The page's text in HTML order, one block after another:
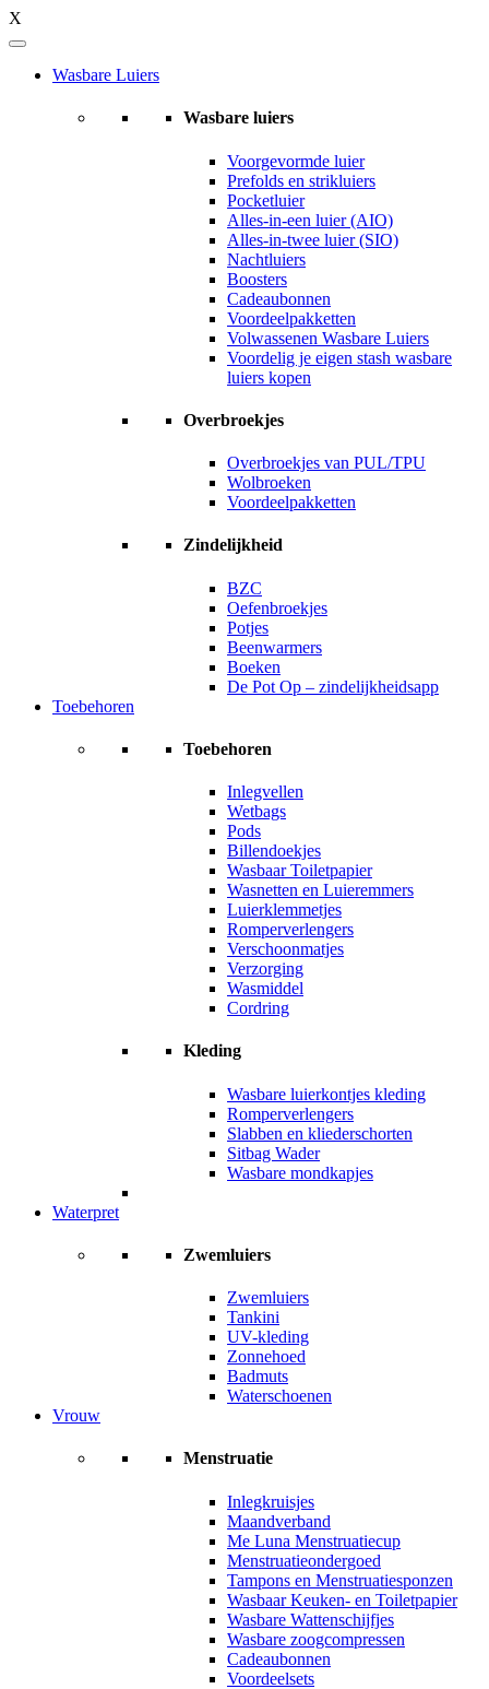
X
Wasbare Luiers
Wasbare luiers
Voorgevormde luier
Prefolds en strikluiers
Pocketluier
Alles-in-een luier (AIO)
Alles-in-twee luier (SIO)
Nachtluiers
Boosters
Cadeaubonnen
Voordeelpakketten
Volwassenen Wasbare Luiers
Voordelig je eigen stash wasbare
luiers kopen
Overbroekjes
Overbroekjes van PUL/TPU
Wolbroeken
Voordeelpakketten
Zindelijkheid
BZC
Oefenbroekjes
Potjes
Beenwarmers
Boeken
De Pot Op – zindelijkheidsapp
Toebehoren
Toebehoren
Inlegvellen
Wetbags
Pods
Billendoekjes
Wasbaar Toiletpapier
Wasnetten en Luieremmers
Luierklemmetjes
Romperverlengers
Verschoonmatjes
Verzorging
Wasmiddel
Cordring
Kleding
Wasbare luierkontjes kleding
Romperverlengers
Slabben en kliederschorten
Sitbag Wader
Wasbare mondkapjes
Waterpret
Zwemluiers
Zwemluiers
Tankini
UV-kleding
Zonnehoed
Badmuts
Waterschoenen
Vrouw
Menstruatie
Inlegkruisjes
Maandverband
Me Luna Menstruatiecup
Menstruatieondergoed
Tampons en Menstruatiesponzen
Wasbaar Keuken- en Toiletpapier
Wasbare Wattenschijfjes
Wasbare zoogcompressen
Cadeaubonnen
Voordeelsets